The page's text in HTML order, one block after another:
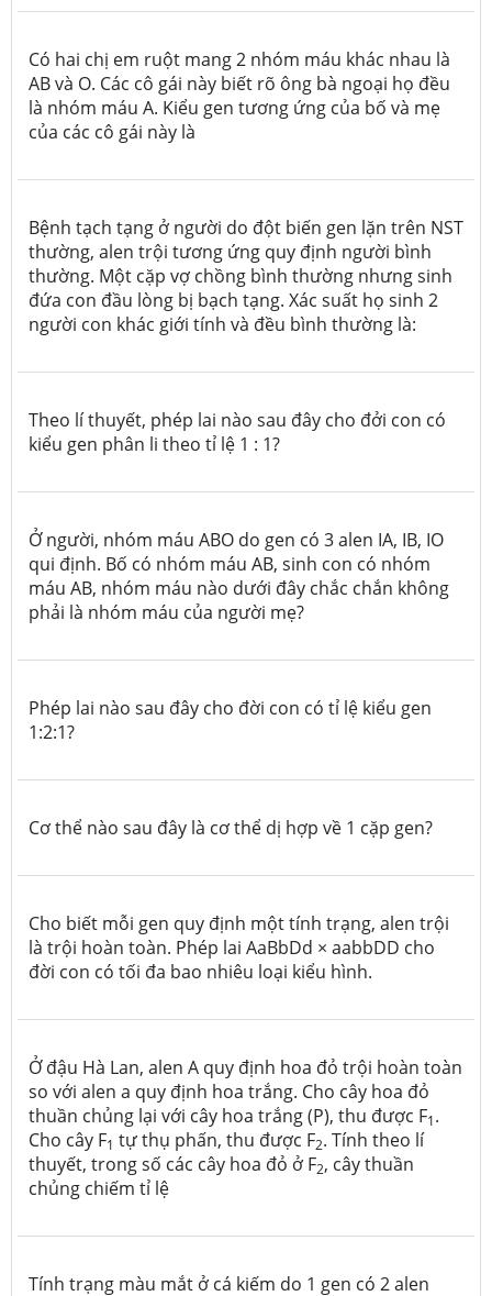
Có hai chị em ruột mang 2 nhóm máu khác nhau là
AB và O. Các cô gái này biết rõ ông bà ngoại họ đều
là nhóm máu A. Kiểu gen tương ứng của bố và mẹ
của các cô gái này là
Bệnh tạch tạng ở người do đột biến gen lặn trên NST
thường, alen trội tương ứng quy định người bình
thường. Một cặp vợ chồng bình thường nhưng sinh
đứa con đầu lòng bị bạch tạng. Xác suất họ sinh 2
người con khác giới tính và đều bình thường là:
Theo lí thuyết, phép lai nào sau đây cho đởi con có
kiểu gen phân li theo tỉ lệ 1 : 1?
Ở người, nhóm máu ABO do gen có 3 alen IA, IB, IO
qui định. Bố có nhóm máu AB, sinh con có nhóm
máu AB, nhóm máu nào dưới đây chắc chắn không
phải là nhóm máu của người mẹ?
Phép lai nào sau đây cho đời con có tỉ lệ kiểu gen
1:2:1?
Cơ thể nào sau đây là cơ thể dị hợp về 1 cặp gen?
Cho biết mỗi gen quy định một tính trạng, alen trội
là trội hoàn toàn. Phép lai AaBbDd × aabbDD cho
đời con có tối đa bao nhiêu loại kiểu hình.
Ở đậu Hà Lan, alen A quy định hoa đỏ trội hoàn toàn
so với alen a quy định hoa trắng. Cho cây hoa đỏ
thuần chủng lại với cây hoa trắng (P), thu được F1.
Cho cây F1 tự thụ phấn, thu được F2. Tính theo lí
thuyết, trong số các cây hoa đỏ ở F2, cây thuần
chủng chiếm tỉ lệ
Tính trạng màu mắt ở cá kiếm do 1 gen có 2 alen